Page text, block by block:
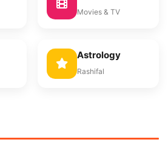
Movies & TV
Astrology
Rashifal